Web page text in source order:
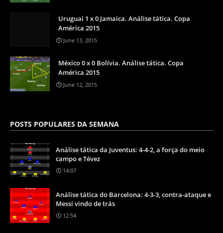
Uruguai 1 x 0 Jamaica. Análise tática. Copa
América 2015
June 13, 2015
México 0 x 0 Bolívia. Análise tática. Copa
América 2015
June 12, 2015
POSTS POPULARES DA SEMANA
Análise tática da Juventus: 4-4-2, a força do meio
campo e Tévez
14:07
Análise tática do Barcelona: 4-3-3, contra-ataque e
Messi vindo de trás
12:54